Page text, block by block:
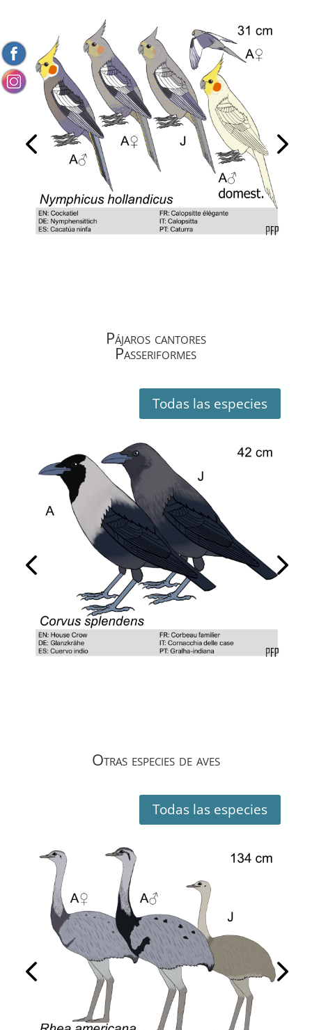
Pájaros cantores
Passeriformes
Todas las especies
Otras especies de aves
Todas las especies